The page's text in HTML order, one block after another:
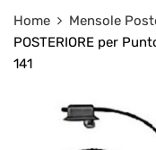
Home Mensole
POSTERIORE per
141